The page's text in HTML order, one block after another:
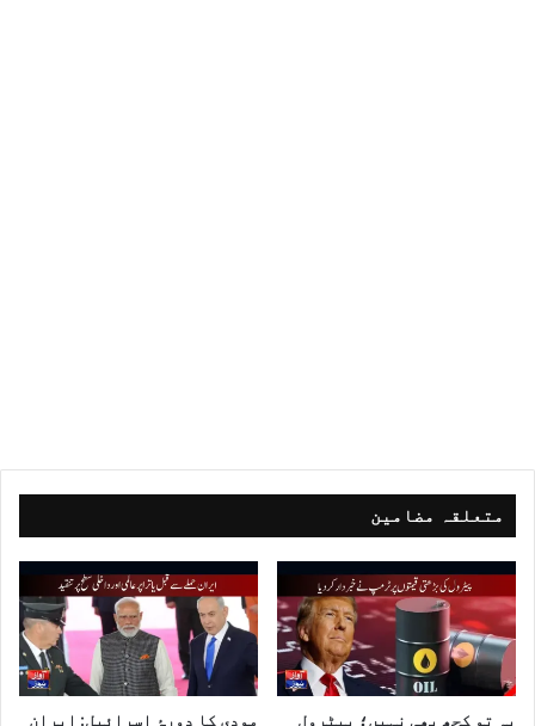
متعلقہ مضامین
یہ تو کچھ بھی نہیں؛ پیٹرول مودی کا دورۂ اسرائیل: ایران